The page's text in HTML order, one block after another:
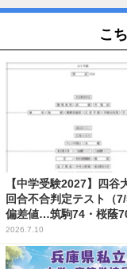
こ
【中学受験2027】四谷
回合不合判定テスト（7/
偏差値…筑駒74・桜蔭
2026.7.10